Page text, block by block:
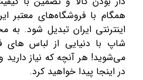
همگام با فروشگاه‌های معتبر
اینترنتی ایران تبدیل شود.
شاپ با دنیایی از لباس
می‌شوید! هر آنچه که نیاز
در اینجا پیدا خواهید کرد.